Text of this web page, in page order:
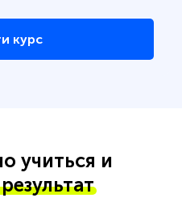
курс
учиться и